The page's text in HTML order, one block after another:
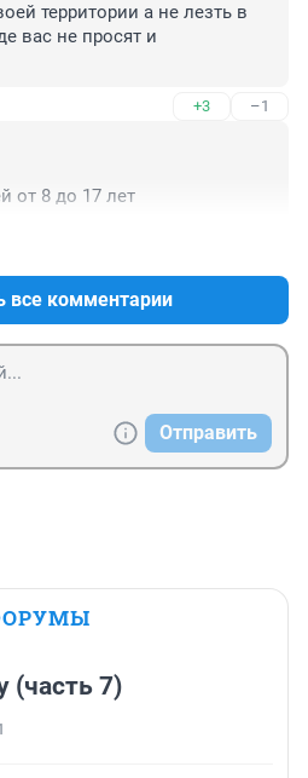
территории а не лезть в
вас не просят и
+3 –1
от 8 до 17 лет
все комментарии
Отправить
(часть 7)